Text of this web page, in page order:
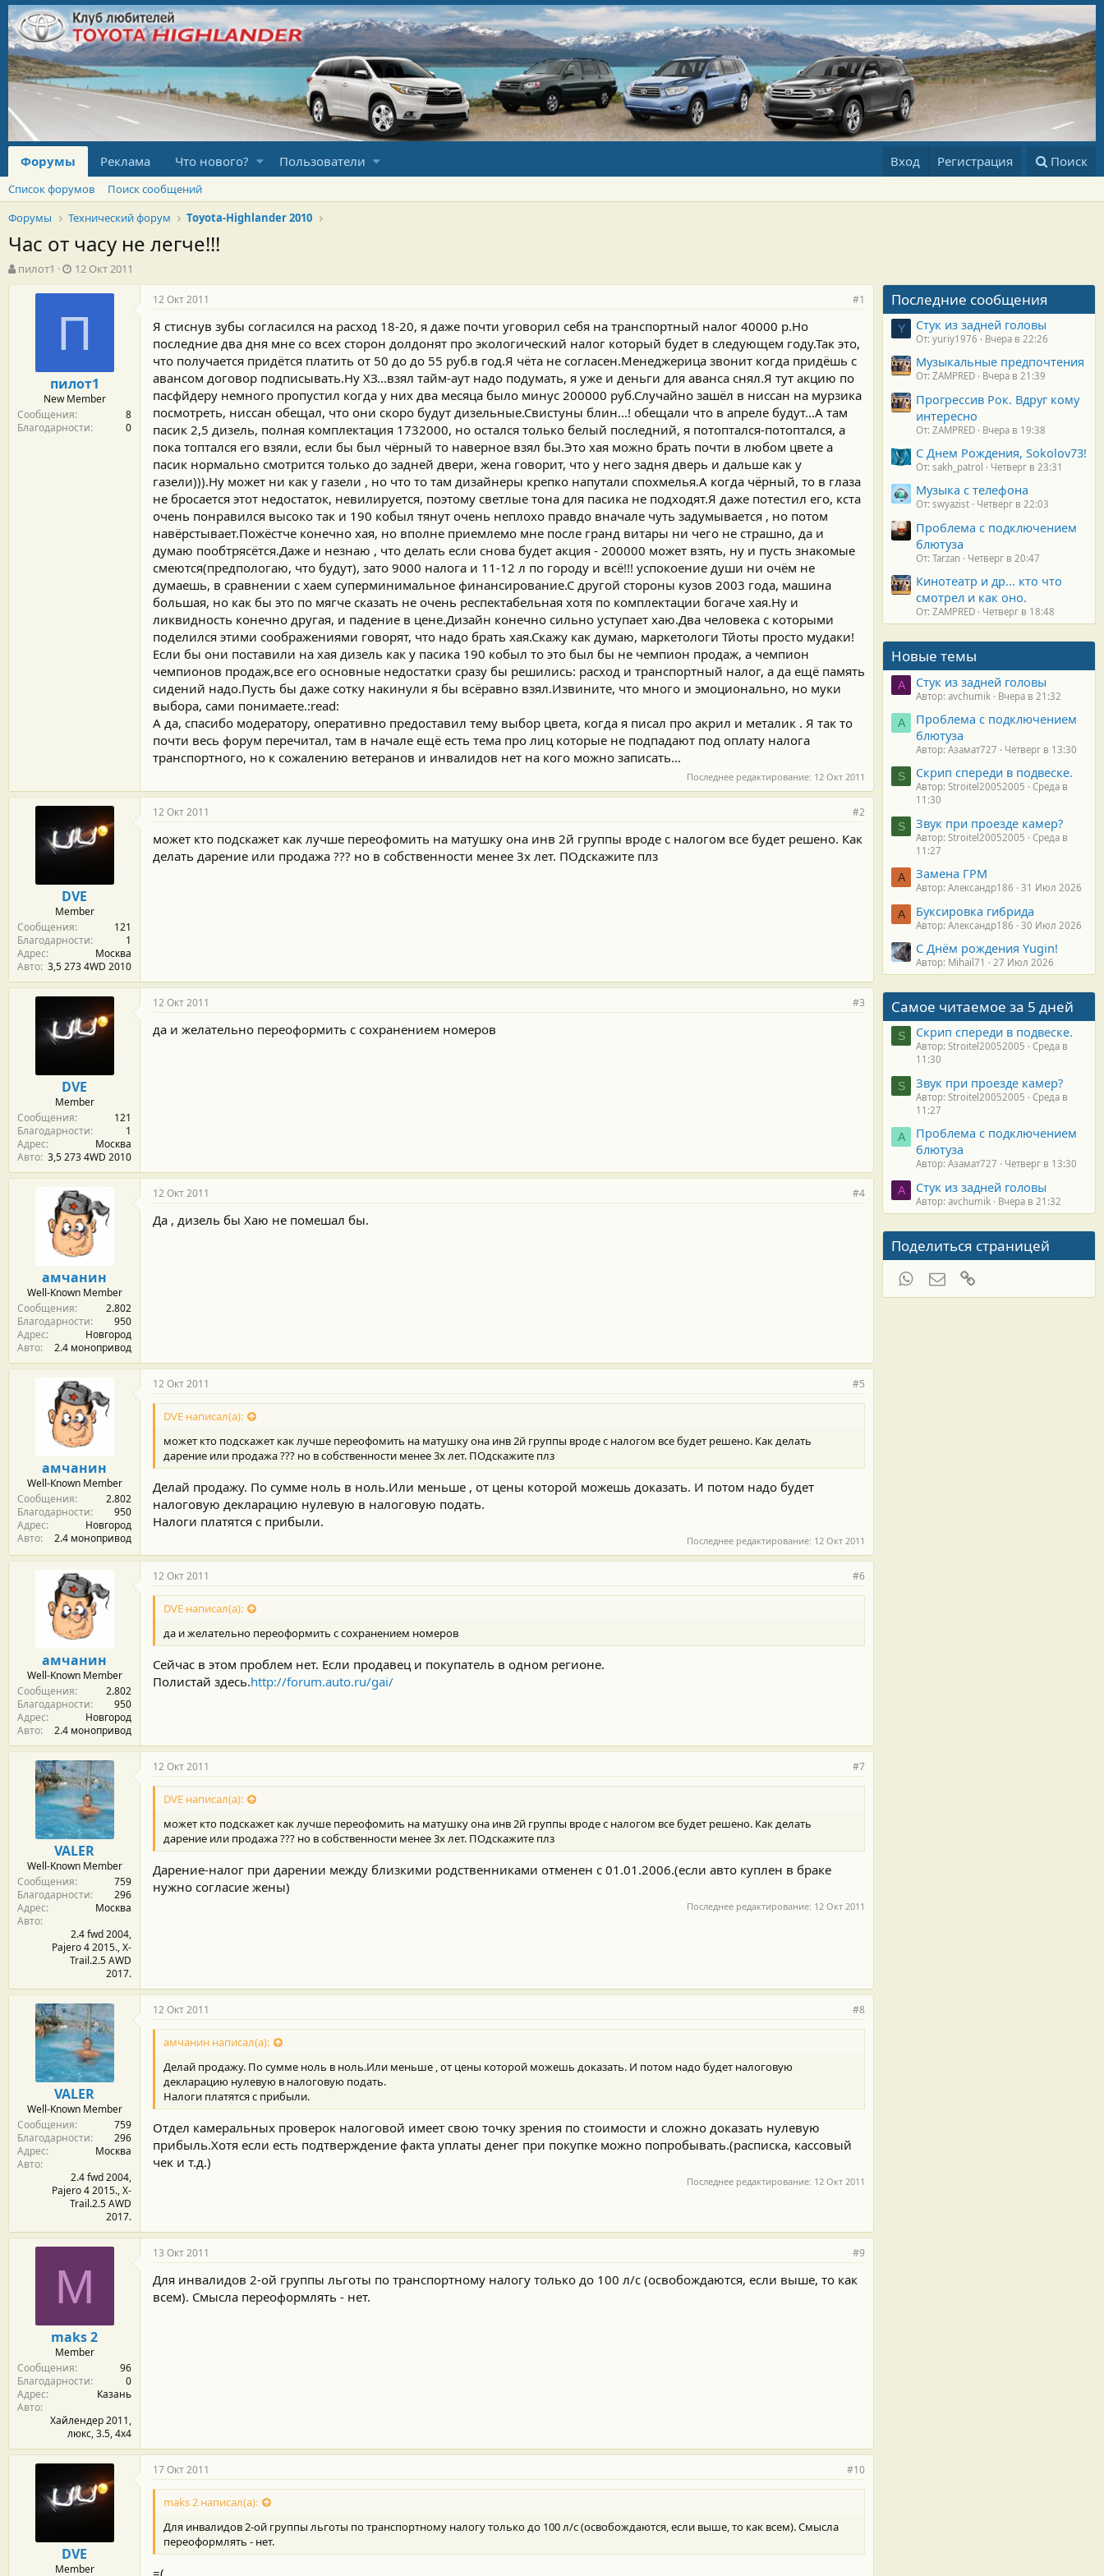
Форумы Реклама Что нового? Пользователи Вход Регистрация Поиск
Список форумов
Поиск сообщений
Форумы
Технический форум Toyota-Highlander 2010
Час от часу не легче!!!
А
в
пилот1
Д
а
т
а
л
а
12 Окт 2011
П
пилот1
New Member
Сообщения
8
Благодарности
0
12 Окт 2011 #1
Я стиснув зубы согласился на расход 18-20, я даже почти уговорил себя на транспортный налог 40000 р.Но
последние два дня мне со всех сторон долдонят про экологический налог который будет в следующем году.Так это,
что получается придётся платить от 50 до до 55 руб.в год.Я чёта не согласен.Менеджерица звонит когда придёшь с
авансом договор подписывать.Ну ХЗ...взял тайм-аут надо подумать, я уже и деньги для аванса снял.Я тут акцию по
пасфйдеру немного пропустил когда у них два месяца было минус 200000 руб.Случайно зашёл в ниссан на мурзика
посмотреть, ниссан обещал, что они скоро будут дизельные.Свистуны блин...! обещали что в апреле будут...А там
пасик 2,5 дизель, полная комплектация 1732000, но остался только белый последний, я потоптался-потоптался, а
пока топтался его взяли, если бы был чёрный то наверное взял бы.Это хая можно брать почти в любом цвете а
пасик нормально смотрится только до задней двери, жена говорит, что у него задня дверь и дальше как у
газели))).Ну может ни как у газели , но что то там дизайнеры крепко напутали спохмелья.А когда чёрный, то в глаза
не бросается этот недостаток, невилируется, поэтому светлые тона для пасика не подходят.Я даже потестил его, кста
очень понравился высоко так и 190 кобыл тянут очень неплохо правдо вначале чуть задумывается , но потом
навёрстывает.Пожёстче конечно хая, но вполне приемлемо мне после гранд витары ни чего не страшно, да и
думаю пообтрясётся.Даже и незнаю , что делать если снова будет акция - 200000 может взять, ну и пусть знакомые
смеются(предпологаю, что будут), зато 9000 налога и 11-12 л по городу и всё!!! успокоение души ни очём не
думаешь, в сравнении с хаем суперминимальное финансирование.С другой стороны кузов 2003 года, машина
большая, но как бы это по мягче сказать не очень респектабельная хотя по комплектации богаче хая.Ну и
ликвидность конечно другая, и падение в цене.Дизайн конечно сильно уступает хаю.Два человека с которыми
поделился этими соображениями говорят, что надо брать хая.Скажу как думаю, маркетологи Тйоты просто мудаки!
Если бы они поставили на хая дизель как у пасика 190 кобыл то это был бы не чемпион продаж, а чемпион
чемпионов продаж,все его основные недостатки сразу бы решились: расход и транспортный налог, а да ещё память
сидений надо.Пусть бы даже сотку накинули я бы всёравно взял.Извините, что много и эмоционально, но муки
выбора, сами понимаете.:read:
А да, спасибо модератору, оперативно предоставил тему выбор цвета, когда я писал про акрил и металик . Я так то
почти весь форум перечитал, там в начале ещё есть тема про лиц которые не подпадают под оплату налога
транспортного, но к сожалению ветеранов и инвалидов нет на кого можно записать...
Последнее редактирование: 12 Окт 2011
DVE
Member
Сообщения
121
Благодарности
1
Адрес
Москва
Авто 3,5 273 4WD 2010
12 Окт 2011 #2
может кто подскажет как лучше переофомить на матушку она инв 2й группы вроде с налогом все будет решено. Как
делать дарение или продажа ??? но в собственности менее 3х лет. ПОдскажите плз
DVE
Member
Сообщения
121
Благодарности
1
Адрес
Москва
Авто 3,5 273 4WD 2010
12 Окт 2011 #3
да и желательно переоформить с сохранением номеров
амчанин
Well-Known Member
Сообщения
2.802
Благодарности
950
Адрес
Новгород
Авто
2.4 монопривод
12 Окт 2011 #4
Да , дизель бы Хаю не помешал бы.
амчанин
Well-Known Member
Сообщения
2.802
Благодарности
950
Адрес
Новгород
Авто
2.4 монопривод
12 Окт 2011 #5
DVE написал(а):
может кто подскажет как лучше переофомить на матушку она инв 2й группы вроде с налогом все будет решено. Как делать
дарение или продажа ??? но в собственности менее 3х лет. ПОдскажите плз
Делай продажу. По сумме ноль в ноль.Или меньше , от цены которой можешь доказать. И потом надо будет
налоговую декларацию нулевую в налоговую подать.
Налоги платятся с прибыли.
Последнее редактирование: 12 Окт 2011
амчанин
Well-Known Member
Сообщения
2.802
Благодарности
950
Адрес
Новгород
Авто
2.4 монопривод
12 Окт 2011 #6
DVE написал(а):
да и желательно переоформить с сохранением номеров
Сейчас в этом проблем нет. Если продавец и покупатель в одном регионе.
Полистай здесь.http://forum.auto.ru/gai/
VALER
Well-Known Member
Сообщения
759
Благодарности
296
Адрес
Москва
Авто
2.4 fwd 2004,
Pajero 4 2015., X-
Trail.2.5 AWD
2017.
12 Окт 2011 #7
DVE написал(а):
может кто подскажет как лучше переофомить на матушку она инв 2й группы вроде с налогом все будет решено. Как делать
дарение или продажа ??? но в собственности менее 3х лет. ПОдскажите плз
Дарение-налог при дарении между близкими родственниками отменен с 01.01.2006.(если авто куплен в браке
нужно согласие жены)
Последнее редактирование: 12 Окт 2011
VALER
Well-Known Member
Сообщения
759
Благодарности
296
Адрес
Москва
Авто
2.4 fwd 2004,
Pajero 4 2015., X-
Trail.2.5 AWD
2017.
12 Окт 2011 #8
амчанин написал(а):
Делай продажу. По сумме ноль в ноль.Или меньше , от цены которой можешь доказать. И потом надо будет налоговую
декларацию нулевую в налоговую подать.
Налоги платятся с прибыли.
Отдел камеральных проверок налоговой имеет свою точку зрения по стоимости и сложно доказать нулевую
прибыль.Хотя если есть подтверждение факта уплаты денег при покупке можно попробывать.(расписка, кассовый
чек и т.д.)
Последнее редактирование: 12 Окт 2011
M
maks 2
Member
Сообщения
96
Благодарности
0
Адрес
Казань
Авто
Хайлендер 2011,
люкс, 3.5, 4х4
13 Окт 2011 #9
Для инвалидов 2-ой группы льготы по транспортному налогу только до 100 л/с (освобождаются, если выше, то как
всем). Смысла переоформлять - нет.
DVE
Member
17 Окт 2011 #10
maks 2 написал(а):
Для инвалидов 2-ой группы льготы по транспортному налогу только до 100 л/с (освобождаются, если выше, то как всем). Смысла
переоформлять - нет.
=(
Последние сообщения
Y Стук из задней головы
От: yuriy1976 Вчера в 22:26
Музыкальные предпочтения
От: ZAMPRED Вчера в 21:39
Прогрессив Рок. Вдруг кому
интересно
От: ZAMPRED Вчера в 19:38
С Днем Рождения, Sokolov73!
От: sakh_patrol Четверг в 23:31
Музыка с телефона
От: swyazist Четверг в 22:03
Проблема с подключением
блютуза
От: Tarzan Четверг в 20:47
Кинотеатр и др... кто что
смотрел и как оно.
От: ZAMPRED Четверг в 18:48
Новые темы
A Стук из задней головы
Автор: avchumik Вчера в 21:32
А
Проблема с подключением
блютуза
Автор: Азамат727 Четверг в 13:30
S Скрип спереди в подвеске.
Автор: Stroitel20052005
Среда в
11:30
S Звук при проезде камер?
Автор: Stroitel20052005
Среда в
11:27
А Замена ГРМ
Автор: Александр186 31 Июл 2026
А Буксировка гибрида
Автор: Александр186 30 Июл 2026
С Днём рождения Yugin!
Автор: Mihail71 27 Июл 2026
Самое читаемое за 5 дней
S Скрип спереди в подвеске.
Автор: Stroitel20052005
Среда в
11:30
S Звук при проезде камер?
Автор: Stroitel20052005
Среда в
11:27
А
Проблема с подключением
блютуза
Автор: Азамат727 Четверг в 13:30
A Стук из задней головы
Автор: avchumik Вчера в 21:32
Поделиться страницей
WhatsAppЭлектронная почта